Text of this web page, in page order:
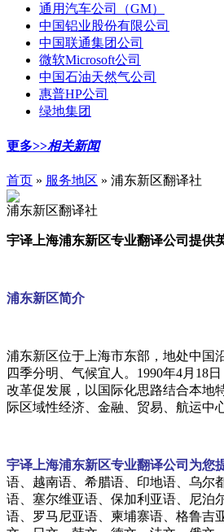
通用汽车公司（GM）
中国铝业股份有限公司
中国联通集团公司
微软Microsoft公司
中国石油天然气公司
惠普HP公司
绿地集团
更多>>相关新闻
首页 » 服务地区 » 浦东新区翻译社
浦东新区翻译社
宇译上海浦东新区专业翻译公司提供
浦东新区简介
浦东新区位于上海市东部，地处中国
四季分明、气候宜人。1990年4月18
改革促发展，以国际化思路结合本地
际区域性经济、金融、贸易、航运中心
宇译上海浦东新区专业翻译公司为您
语、越南语、希腊语、印地语、乌尔
语、塞尔维亚语、保加利亚语、尼泊
语、罗马尼亚语、柬埔寨语、格鲁吉